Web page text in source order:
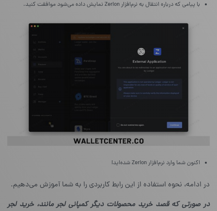
با پیامی که درباره‌ انتقال به نرم‌افزار Zerion نمایش داده می‌شود موافقت کنید.
اکنون شما وارد نرم‌افزار Zerion شده‌اید!
در ادامه، نحوه‌ استفاده از این رابط کاربردی را به شما آموزش می‌دهیم.
در صورتی که قصد خرید محصولات دیگر کمپانی لجر مانند، خرید لجر